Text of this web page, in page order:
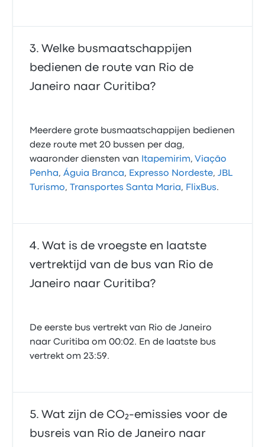
Welke busmaatschappijen
bedienen de route van Rio de
Janeiro naar Curitiba?
Meerdere grote busmaatschappijen bedienen
deze route met 20 bussen per dag,
waaronder diensten van
Itapemirim, Viação
Penha,Águia Branca, Expresso Nordeste,JBL
Turismo, Transportes Santa Maria, FlixBus.
Wat is de vroegste en laatste
vertrektijd van de bus van Rio de
Janeiro naar Curitiba?
De eerste bus vertrekt van Rio de Janeiro
naar Curitiba om 00:02. En de laatste bus
vertrekt om 23:59.
Wat zijn de CO₂-emissies voor de
busreis van Rio de Janeiro naar